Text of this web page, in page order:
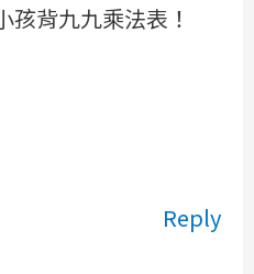
孩背九九乘法表！
Reply